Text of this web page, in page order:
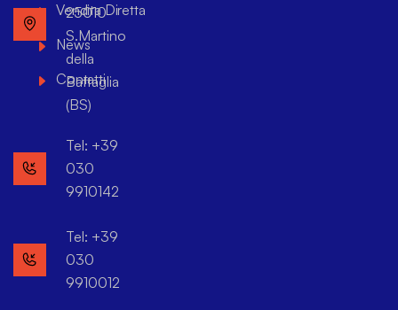
25010
S.Martino
della
Battaglia
(BS)
Tel: +39
030
9910142
Tel: +39
030
9910012
Vendita Diretta
News
Contatti